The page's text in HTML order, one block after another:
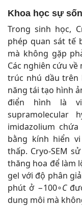
Khoa học sự
Trong sinh học,
phép quan sát tế
mà không gặp
Các nghiên cứu về
trúc nhú dầu trên
năng tái tạo hình
điển hình là
supramolecular
imidazolium
bằng kính hiển
thấp. Cryo-SEM
thăng hoa để làm
gel với độ phân
phút ở −100∘C
dung môi mà